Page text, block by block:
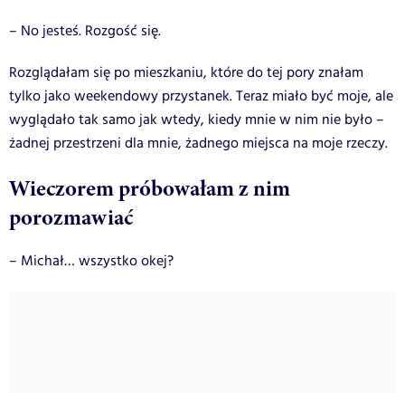
– No jesteś. Rozgość się.
Rozglądałam się po mieszkaniu, które do tej pory znałam
tylko jako weekendowy przystanek. Teraz miało być moje, ale
wyglądało tak samo jak wtedy, kiedy mnie w nim nie było –
żadnej przestrzeni dla mnie, żadnego miejsca na moje rzeczy.
Wieczorem próbowałam z nim
porozmawiać
– Michał… wszystko okej?